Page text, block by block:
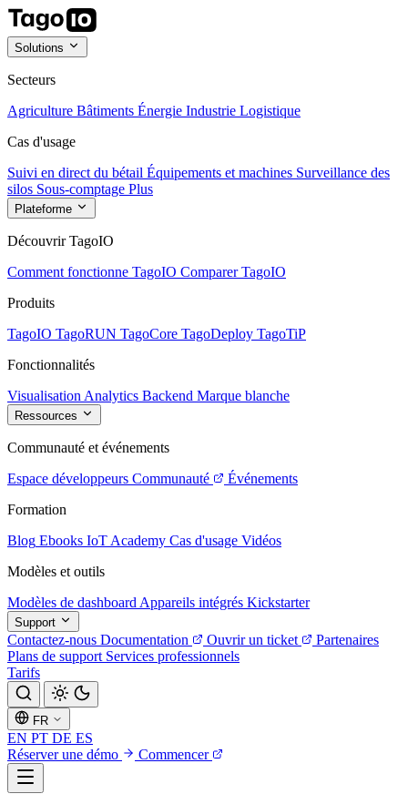
Solutions
Secteurs
Agriculture Bâtiments Énergie Industrie Logistique
Cas d'usage
Suivi en direct du bétail Équipements et machines Surveillance des
silos Sous-comptage Plus
Plateforme
Découvrir TagoIO
Comment fonctionne TagoIO Comparer TagoIO
Produits
TagoIO TagoRUN TagoCore TagoDeploy TagoTiP
Fonctionnalités
Visualisation Analytics Backend Marque blanche
Ressources
Communauté et événements
Espace développeurs Communauté
Événements
Formation
Blog Ebooks IoT Academy Cas d'usage Vidéos
Modèles et outils
Modèles de dashboard Appareils intégrés Kickstarter
Support
Contactez-nous Documentation Ouvrir un ticket
Partenaires
Plans de support Services professionnels
Tarifs
FR
EN PT DE ES
Réserver une démo
Commencer